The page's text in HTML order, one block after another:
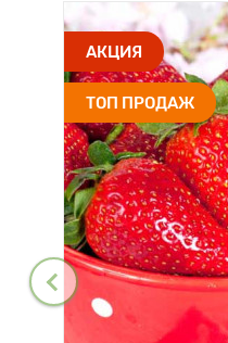
АКЦИЯ
ТОП ПРОДАЖ